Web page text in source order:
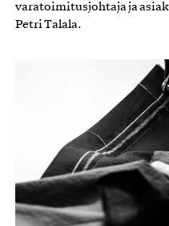
varatoimitusjohtaja ja
Petri Talala.